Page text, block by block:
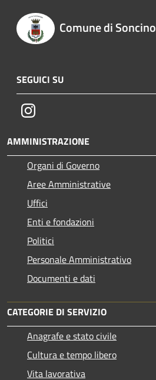
Comune di Soncino
SEGUICI SU
Instagram
AMMINISTRAZIONE
Organi di Governo
Aree Amministrative
Uffici
Enti e fondazioni
Politici
Personale Amministrativo
Documenti e dati
CATEGORIE DI SERVIZIO
Anagrafe e stato civile
Cultura e tempo libero
Vita lavorativa